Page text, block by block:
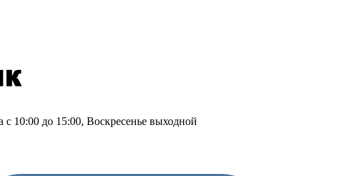
10:00 до 15:00, Воскресенье выходной